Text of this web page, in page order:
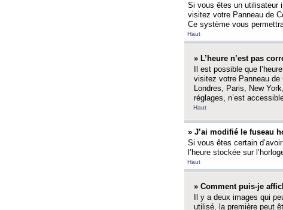
Si vous êtes un utilisateur
visitez votre Panneau de
Ce système vous
Haut
» L’heure n’est pas
Il est possible que
visitez votre Panneau de
Londres, Paris, New
réglages, n’est
Haut
» J’ai modifié le fuseau
Si vous êtes certain
l’heure stockée sur
Haut
» Comment puis-je
Il y a deux images qui
utilisé, la première peut